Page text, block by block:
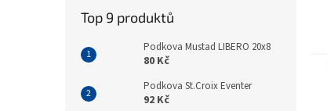
Top 9 produktů
Podkova Mustad LIBERO 20x8
80 Kč
Podkova St.Croix Eventer
92 Kč